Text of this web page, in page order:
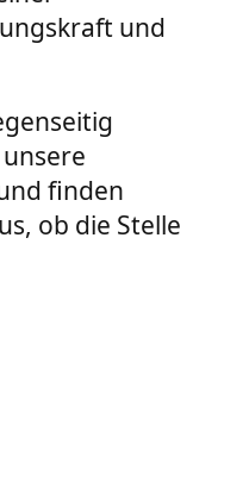
und
finden
ob die Stelle